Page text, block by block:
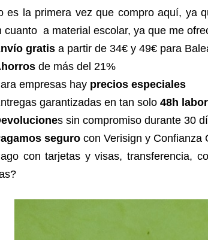
es la primera vez que compro aquí, ya
cuanto a material escolar, ya que me
gratis a partir de 34€ y 49€ para
de más del 21%
empresas hay precios especiales
garantizadas en tan solo 48h
s sin compromiso durante 30
seguro con Verisign y Confianza
con tarjetas y visas, transferencia,